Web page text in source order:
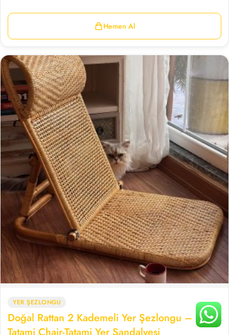
Hemen Al
YER ŞEZLONGU
Doğal Rattan 2 Kademeli Yer Şezlongu –